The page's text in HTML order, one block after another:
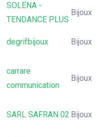
SOLENA -
TENDANCE PLUS
Bijoux
degrifbijoux Bijoux
carrare
communication
Bijoux
SARL SAFRAN 02 Bijoux